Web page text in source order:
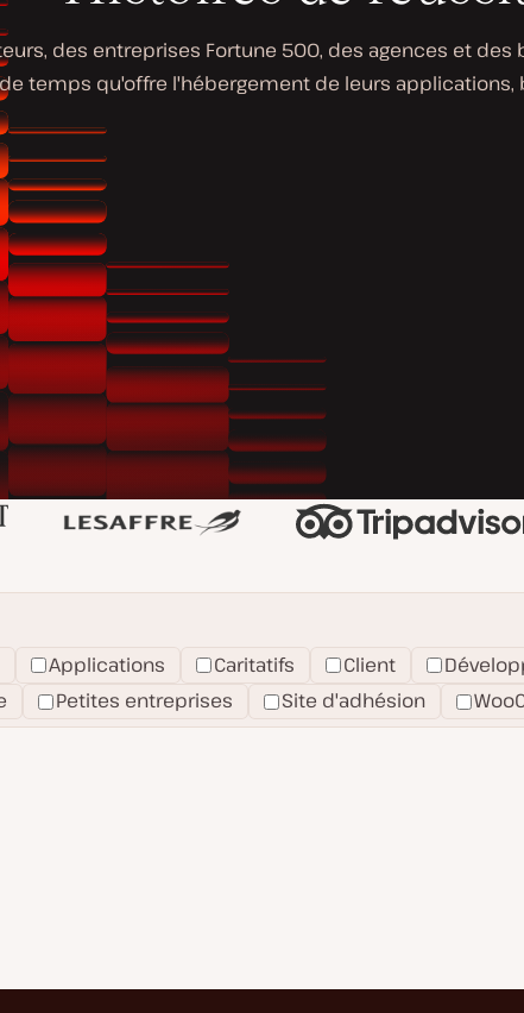
des entreprises Fortune 500, des agences et
temps qu'offre l'hébergement de leurs applications,
Applications Caritatifs Client
Petites entreprises Site d'adhésion